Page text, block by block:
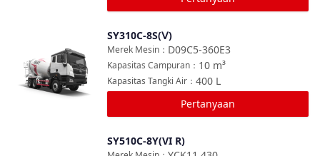
SY310C-8S(Ⅴ)
D09C5-360E3
Merek Mesin ：
10 m³
Kapasitas Campuran ：
400 L
Kapasitas Tangki Air ：
Pertanyaan
SY510C-8Y(VI R)